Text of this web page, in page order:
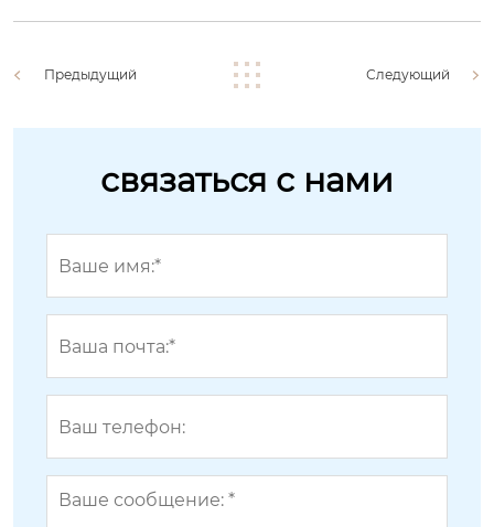
Предыдущий Следующий
связаться с нами